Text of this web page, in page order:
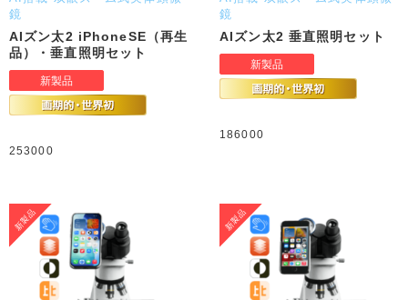
鏡
AIズン太2 iPhoneSE（再生
品）・垂直照明セット
253000
鏡
AIズン太2 垂直照明セット
186000